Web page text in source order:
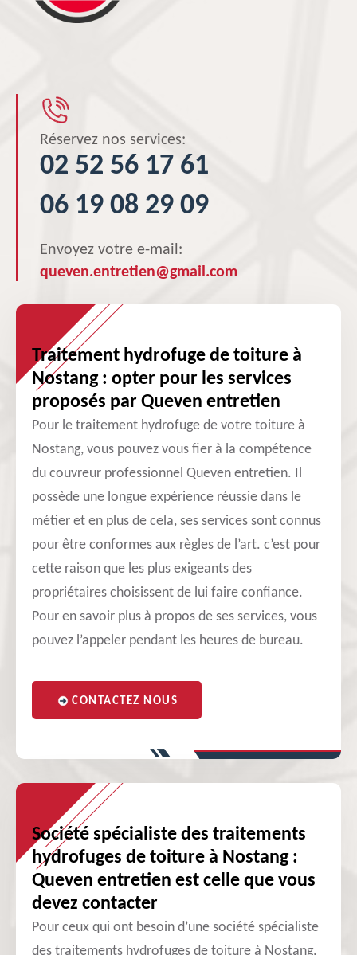
Réservez nos services:
02 52 56 17 61
06 19 08 29 09
Envoyez votre e-mail:
queven.entretien@gmail.com
Traitement hydrofuge de toiture à
Nostang : opter pour les services
proposés par Queven entretien
Pour le traitement hydrofuge de votre toiture à
Nostang, vous pouvez vous fier à la compétence
du couvreur professionnel Queven entretien. Il
possède une longue expérience réussie dans le
métier et en plus de cela, ses services sont connus
pour être conformes aux règles de l’art. c’est pour
cette raison que les plus exigeants des
propriétaires choisissent de lui faire confiance.
Pour en savoir plus à propos de ses services, vous
pouvez l’appeler pendant les heures de bureau.
CONTACTEZ NOUS
Société spécialiste des traitements
hydrofuges de toiture à Nostang :
Queven entretien est celle que vous
devez contacter
Pour ceux qui ont besoin d’une société spécialiste
des traitements hydrofuges de toiture à Nostang,